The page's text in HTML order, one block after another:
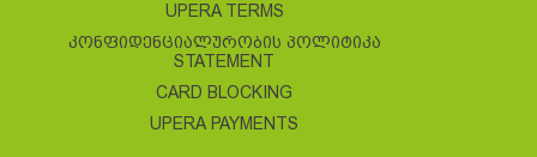
UPERA TERMS
ᲙᲝᲜᲤᲘᲓᲔᲜᲪᲘᲐᲚᲣᲠᲝᲑᲘᲡ ᲞᲝᲚᲘᲢᲘᲙᲐ
STATEMENT
CARD BLOCKING
UPERA PAYMENTS